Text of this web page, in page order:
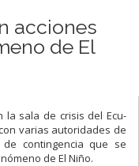
acciones
de El
la sala de crisis del Ecu-
varias autoridades de
contingencia que se
de El Niño.